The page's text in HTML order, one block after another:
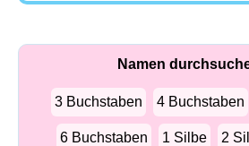
Namen
3 Buchstaben 4 Buchstaben
6 Buchstaben 1 Silbe 2